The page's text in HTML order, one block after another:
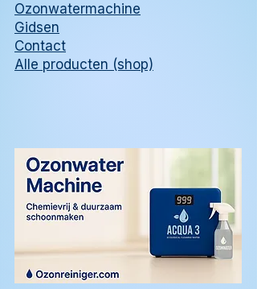
Ozonwatermachine
Gidsen
Contact
Alle producten (shop)